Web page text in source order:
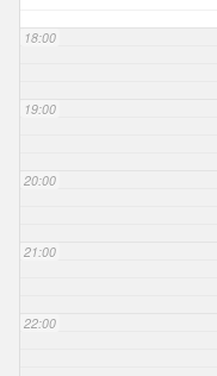
18:00
19:00
20:00
21:00
22:00